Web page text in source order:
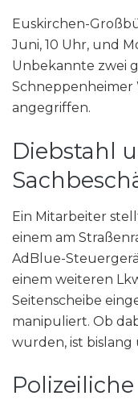
Euskirchen-
Juni, 10 Uhr, und
Unbekannte zwei
Schneppenheimer
angegriffen.
Diebstahl
Ein Mitarbeiter
einem am
AdBlue-
einem weiteren
Seitenscheibe
manipuliert. Ob
wurden, ist bislang